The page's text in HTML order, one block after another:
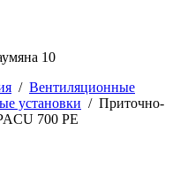
10
/ Вентиляционные
установки / Приточно-
700 PE